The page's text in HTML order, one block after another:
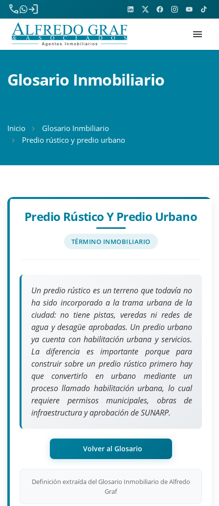
phone
login
menu
Glosario Inmobiliario
Inicio
Glosario Inmbiliario
Predio rústico y predio urbano
Predio Rústico Y Predio Urbano
TÉRMINO INMOBILIARIO
Un predio rústico es un terreno que todavía no
ha sido incorporado a la trama urbana de la
ciudad: no tiene pistas, veredas ni redes de
agua y desagüe aprobadas. Un predio urbano
ya cuenta con habilitación urbana y servicios.
La diferencia es importante porque para
construir sobre un predio rústico primero hay
que convertirlo en urbano mediante un
proceso llamado habilitación urbana, lo cual
requiere permisos municipales, obras de
infraestructura y aprobación de SUNARP.
Volver al Glosario
Definición extraída del Glosario Inmobiliario de Alfredo
Graf